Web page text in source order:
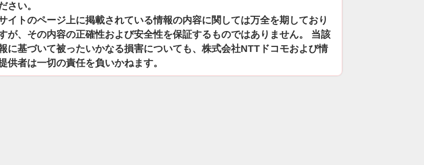
さい。
イトのページ上に掲載されている情報の内容に関しては万全を期しており
が、その内容の正確性および安全性を保証するものではありません。 当該
に基づいて被ったいかなる損害についても、株式会社NTTドコモおよび情
供者は一切の責任を負いかねます。